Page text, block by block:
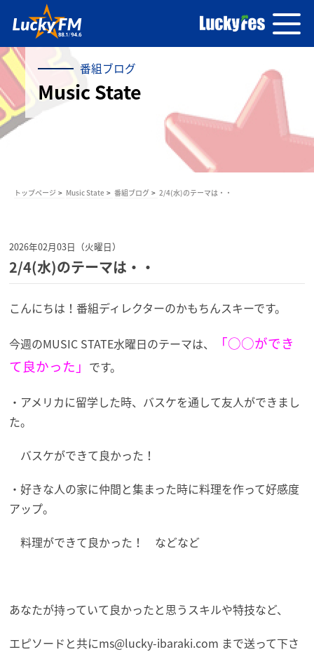
番組ブログ
Music State
トップページ Music State 番組ブログ 2/4(水)のテーマは・・
2026年02月03日（火曜日）
2/4(水)のテーマは・・
こんにちは！番組ディレクターのかもちんスキーです。
今週のMUSIC STATE水曜日のテーマは、
「○○ができ
て良かった」 です。
・アメリカに留学した時、バスケを通して友人ができまし
た。
バスケができて良かった！
・好きな人の家に仲間と集まった時に料理を作って好感度
アップ。
料理ができて良かった！ などなど
あなたが持っていて良かったと思うスキルや特技など、
エピソードと共にms@lucky-ibaraki.com まで送って下さ